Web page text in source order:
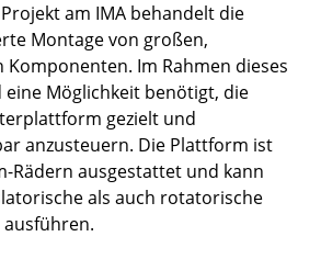
am IMA behandelt die
Montage von großen,
Komponenten. Im Rahmen dieses
eine Möglichkeit benötigt, die
gezielt und
anzusteuern. Die Plattform ist
Rädern ausgestattet und kann
als auch rotatorische
ausführen.